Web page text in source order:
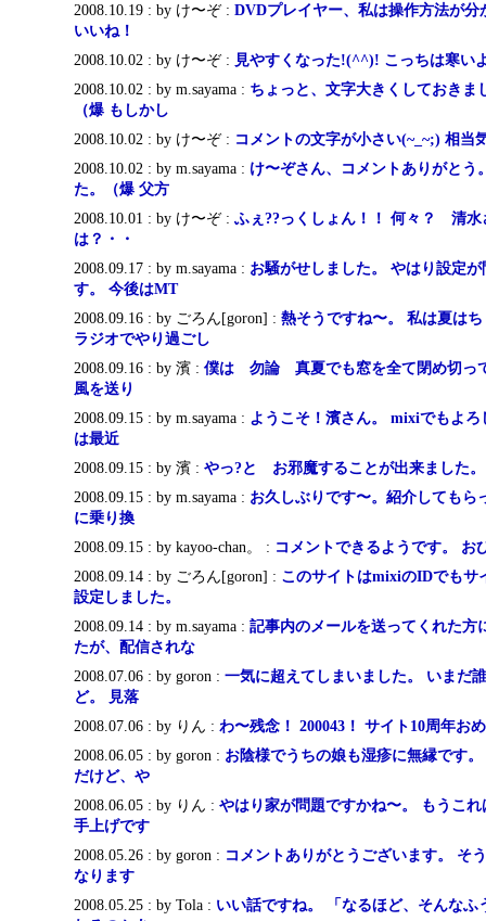
2008.10.19 : by け〜ぞ : DVDプレイヤー、私は操作方法が分
いいね！
2008.10.02 : by け〜ぞ : 見やすくなった!(^^)! こっちは寒い
2008.10.02 : by m.sayama : ちょっと、文字大きくしておきま
（爆 もしかし
2008.10.02 : by け〜ぞ : コメントの文字が小さい(~_~;) 相当
2008.10.02 : by m.sayama : け〜ぞさん、コメントありがとう
た。（爆 父方
2008.10.01 : by け〜ぞ : ふぇ??っくしょん！！ 何々？ 清水
は？・・
2008.09.17 : by m.sayama : お騒がせしました。 やはり設定
す。 今後はMT
2008.09.16 : by ごろん[goron] : 熱そうですね〜。 私は夏は
ラジオでやり過ごし
2008.09.16 : by 濱 : 僕は 勿論 真夏でも窓を全て閉め切っ
風を送り
2008.09.15 : by m.sayama : ようこそ！濱さん。 mixiでもよ
は最近
2008.09.15 : by 濱 : やっ?と お邪魔することが出来ました。
2008.09.15 : by m.sayama : お久しぶりです〜。紹介してもら
に乗り換
2008.09.15 : by kayoo-chan。 : コメントできるようです。 お
2008.09.14 : by ごろん[goron] : このサイトはmixiのIDでもサ
設定しました。
2008.09.14 : by m.sayama : 記事内のメールを送ってくれた方
たが、配信されな
2008.07.06 : by goron : 一気に超えてしまいました。 いまだ
ど。 見落
2008.07.06 : by りん : わ〜残念！ 200043！ サイト10周年お
2008.06.05 : by goron : お陰様でうちの娘も湿疹に無縁です
だけど、や
2008.06.05 : by りん : やはり家が問題ですかね〜。 もうこ
手上げです
2008.05.26 : by goron : コメントありがとうございます。 そ
なります
2008.05.25 : by Tola : いい話ですね。 「なるほど、そんなふ